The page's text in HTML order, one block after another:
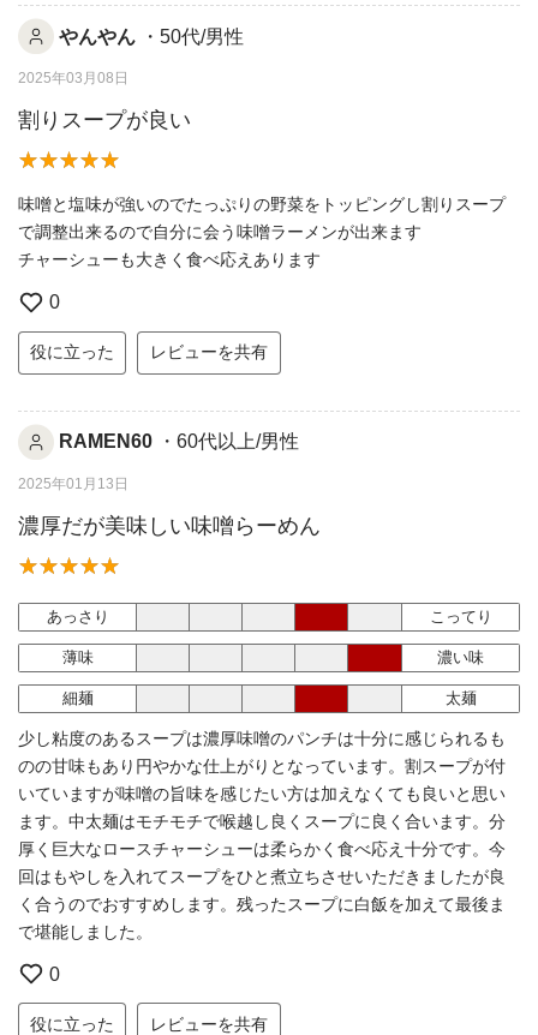
やんやん ・50代/男性
2025年03月08日
割りスープが良い
味噌と塩味が強いのでたっぷりの野菜をトッピングし割りスープ
で調整出来るので自分に会う味噌ラーメンが出来ます
チャーシューも大きく食べ応えあります
0
役に立った レビューを共有
RAMEN60 ・60代以上/男性
2025年01月13日
濃厚だが美味しい味噌らーめん
あっさり こってり
薄味 濃い味
細麺 太麺
少し粘度のあるスープは濃厚味噌のパンチは十分に感じられるも
のの甘味もあり円やかな仕上がりとなっています。割スープが付
いていますが味噌の旨味を感じたい方は加えなくても良いと思い
ます。中太麺はモチモチで喉越し良くスープに良く合います。分
厚く巨大なロースチャーシューは柔らかく食べ応え十分です。今
回はもやしを入れてスープをひと煮立ちさせいただきましたが良
く合うのでおすすめします。残ったスープに白飯を加えて最後ま
で堪能しました。
0
役に立った レビューを共有